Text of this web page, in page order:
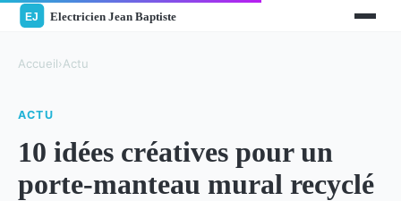
Accueil›Actu
ACTU
10 idées créatives pour un
porte-manteau mural recyclé